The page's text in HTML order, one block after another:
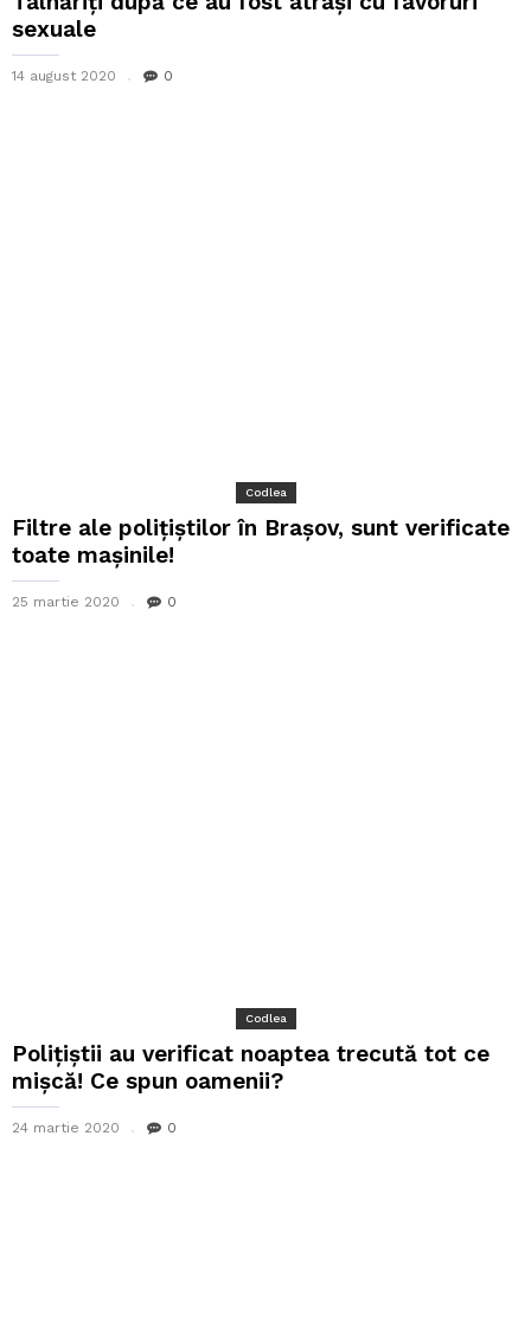
sexuale
14 august 2020 0
Codlea
Filtre ale polițiștilor în Brașov, sunt verificate
toate mașinile!
25 martie 2020 0
Codlea
Polițiștii au verificat noaptea trecută tot ce
mișcă! Ce spun oamenii?
24 martie 2020 0